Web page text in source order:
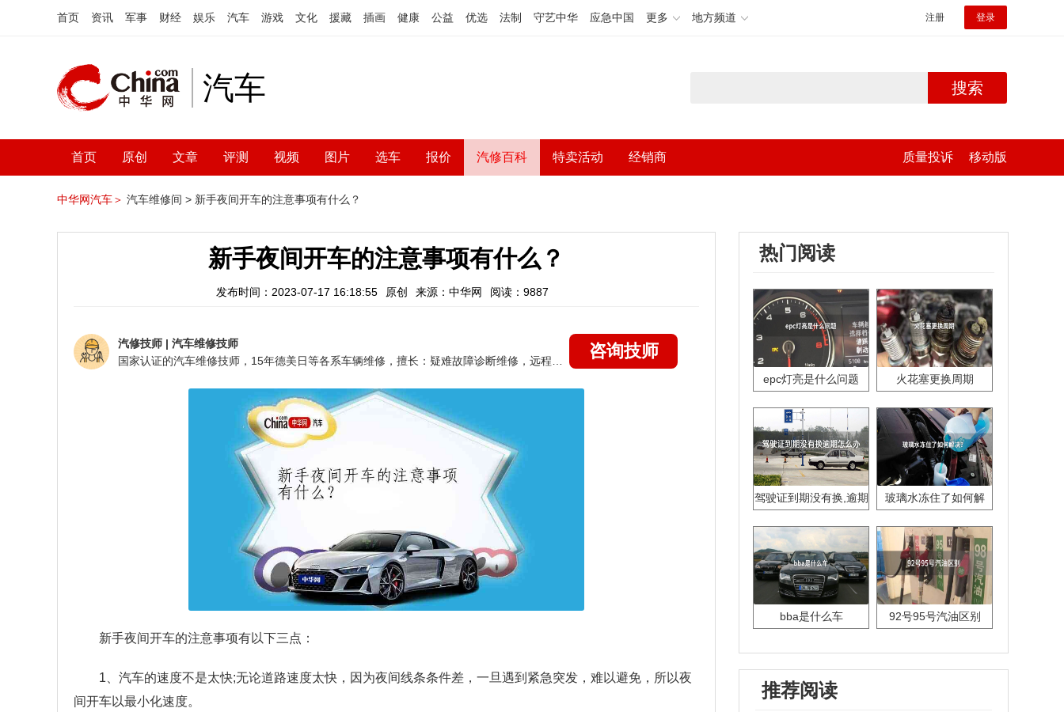
首页 资讯 军事 财经 娱乐 汽车 游戏 文化 援藏 插画 健康 公益 优选 法制 守艺中华 应急中国 更多 地方频道 注册 登录
汽车 搜索
首页 原创 文章 评测 视频 图片 选车 报价 汽修百科 特卖活动 经销商 质量投诉 移动版
中华网汽车＞ 汽车维修间 > 新手夜间开车的注意事项有什么？
新手夜间开车的注意事项有什么？
发布时间：2023-07-17 16:18:55 原创 来源：中华网 阅读：9887
汽修技师 | 汽车维修技师
咨询技师
新手夜间开车的注意事项有以下三点：
1、汽车的速度不是太快;无论道路速度太快，因为夜间线条条件差，一旦遇到紧急突发，难以避免，所以夜
间开车以最小化速度。
热门阅读
epc灯亮是什么问题 火花塞更换周期
驾驶证到期没有换,逾期
玻璃水冻住了如何解
bba是什么车 92号95号汽油区别
推荐阅读